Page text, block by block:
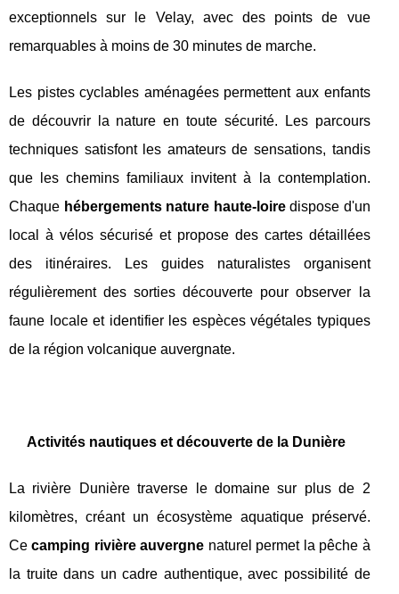
exceptionnels sur le Velay, avec des points de vue
remarquables à moins de 30 minutes de marche.
Les pistes cyclables aménagées permettent aux enfants
de découvrir la nature en toute sécurité. Les parcours
techniques satisfont les amateurs de sensations, tandis
que les chemins familiaux invitent à la contemplation.
Chaque hébergements nature haute-loiredispose d'un
local à vélos sécurisé et propose des cartes détaillées
des itinéraires. Les guides naturalistes organisent
régulièrement des sorties découverte pour observer la
faune locale et identifier les espèces végétales typiques
de la région volcanique auvergnate.
Activités nautiques et découverte de la Dunière
La rivière Dunière traverse le domaine sur plus de 2
kilomètres, créant un écosystème aquatique préservé.
Cecamping rivière auvergne naturel permet la pêche à
la truite dans un cadre authentique, avec possibilité de